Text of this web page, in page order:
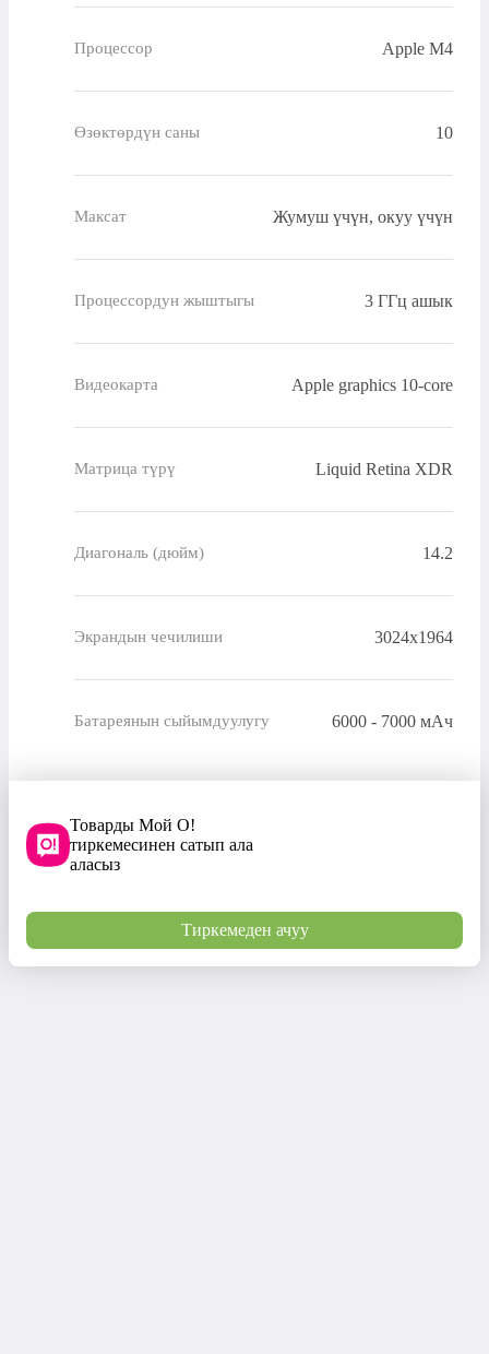
Процессор Apple M4
Өзөктөрдүн саны 10
Максат Жумуш үчүн, окуу үчүн
Процессордун жыштыгы 3 ГГц ашык
Видеокарта Apple graphics 10-core
Матрица түрү Liquid Retina XDR
Диагональ (дюйм) 14.2
Экрандын чечилиши 3024x1964
Батареянын сыйымдуулугу 6000 - 7000 мАч
Товарды Мой О!
тиркемесинен сатып ала
аласыз
Тиркемеден ачуу